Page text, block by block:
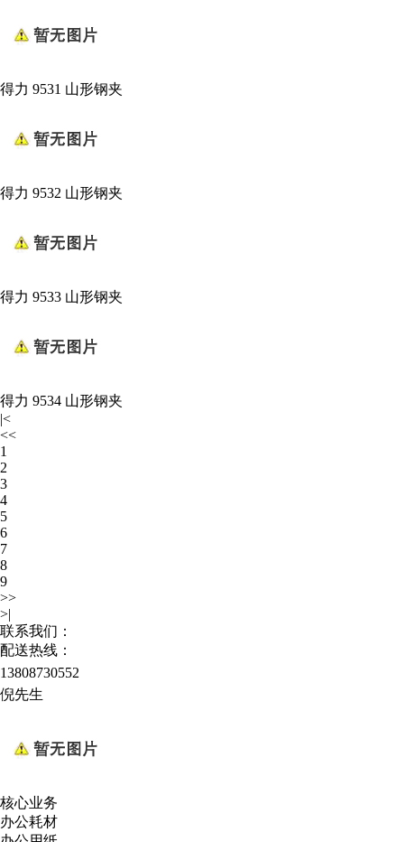
得力 9531 山形钢夹
得力 9532 山形钢夹
得力 9533 山形钢夹
得力 9534 山形钢夹
|<
<<
1
2
3
4
5
6
7
8
9
>>
>|
联系我们：
配送热线：
13808730552
倪先生
核心业务
办公耗材